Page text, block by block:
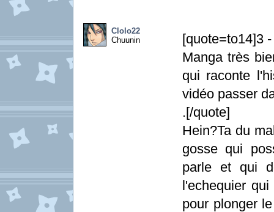
Clolo22
Chuunin
[quote=to14]3
Manga très
qui raconte
vidéo passer
.[/quote]
Hein?Ta du
gosse qui
parle et qui
l'echequier
pour plonger